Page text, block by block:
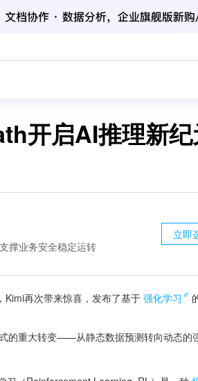
开启AI推理新
撑业务安全稳定运转
立即
Kimi再次带来惊喜，发布了基于 强化学习
的重大转变——从静态数据预测转向动态的